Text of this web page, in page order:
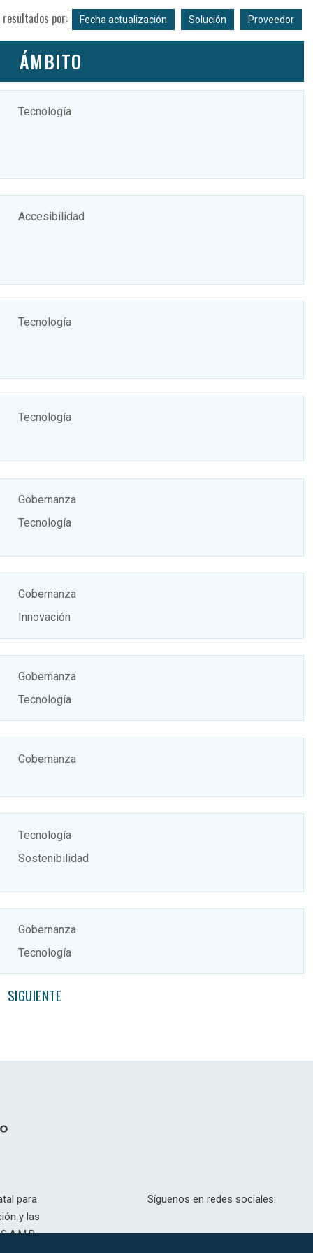
resultados por: Fecha actualización Solución Proveedor
ÁMBITO
Tecnología
Accesibilidad
Tecnología
Tecnología
Gobernanza
Tecnología
Gobernanza
Innovación
Gobernanza
Tecnología
Gobernanza
Tecnología
Sostenibilidad
Gobernanza
Tecnología
SIGUIENTE
para
y las
Síguenos en redes sociales: